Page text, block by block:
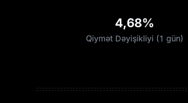
4,68%
Qiymət Dəyişikliyi (1 gün)